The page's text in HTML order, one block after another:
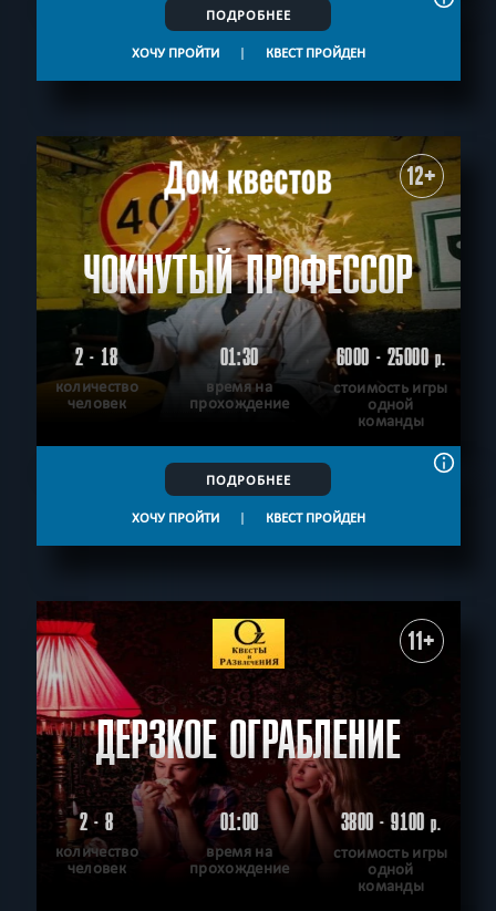
ПОДРОБНЕЕ
ХОЧУ ПРОЙТИ | КВЕСТ ПРОЙДЕН
12+
ЧОКНУТЫЙ ПРОФЕССОР
2 - 18
количество
человек
01:30
время на
прохождение
6000 - 25000р.
стоимость игры
одной
команды
ПОДРОБНЕЕ
ХОЧУ ПРОЙТИ | КВЕСТ ПРОЙДЕН
11+
ДЕРЗКОЕ ОГРАБЛЕНИЕ
2 - 8
количество
человек
01:00
время на
прохождение
3800 - 9100р.
стоимость игры
одной
команды